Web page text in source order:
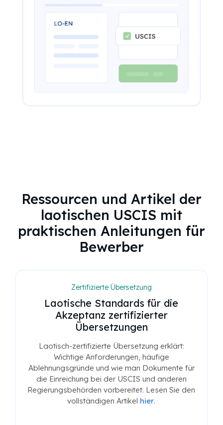
Ressourcen und Artikel der
laotischen USCIS mit
praktischen Anleitungen für
Bewerber
Zertifizierte Übersetzung
Laotische Standards für die
Akzeptanz zertifizierter
Übersetzungen
Laotisch-zertifizierte Übersetzung erklärt:
Wichtige Anforderungen, häufige
Ablehnungsgründe und wie man Dokumente für
die Einreichung bei der USCIS und anderen
Regierungsbehörden vorbereitet. Lesen Sie den
vollständigen Artikel hier.